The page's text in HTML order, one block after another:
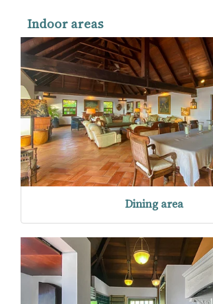
Indoor areas
Dining area